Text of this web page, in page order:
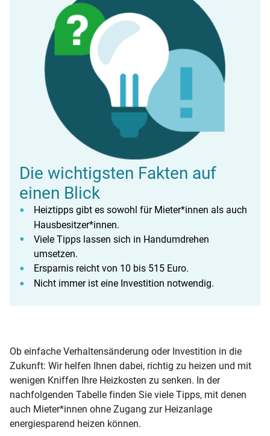
Die wichtigsten Fakten auf
einen Blick
Heiztipps gibt es sowohl für Mieter*innen als auch
Hausbesitzer*innen.
Viele Tipps lassen sich in Handumdrehen
umsetzen.
Ersparnis reicht von 10 bis 515 Euro.
Nicht immer ist eine Investition notwendig.
Ob einfache Verhaltensänderung oder Investition in die
Zukunft: Wir helfen Ihnen dabei, richtig zu heizen und mit
wenigen Kniffen Ihre Heizkosten zu senken. In der
nachfolgenden Tabelle finden Sie viele Tipps, mit denen
auch Mieter*innen ohne Zugang zur Heizanlage
energiesparend heizen können.